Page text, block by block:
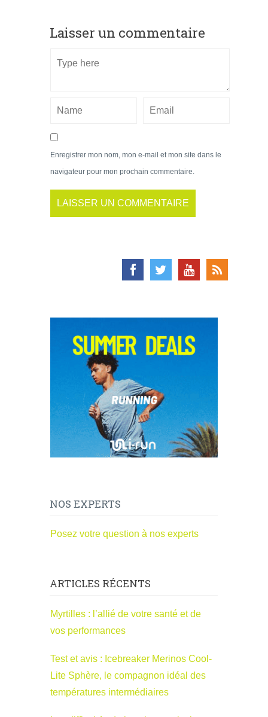
Laisser un commentaire
Enregistrer mon nom, mon e-mail et mon site dans le
navigateur pour mon prochain commentaire.
NOS EXPERTS
Posez votre question à nos experts
ARTICLES RÉCENTS
Myrtilles : l’allié de votre santé et de
vos performances
Test et avis : Icebreaker Merinos Cool-
Lite Sphère, le compagnon idéal des
températures intermédiaires